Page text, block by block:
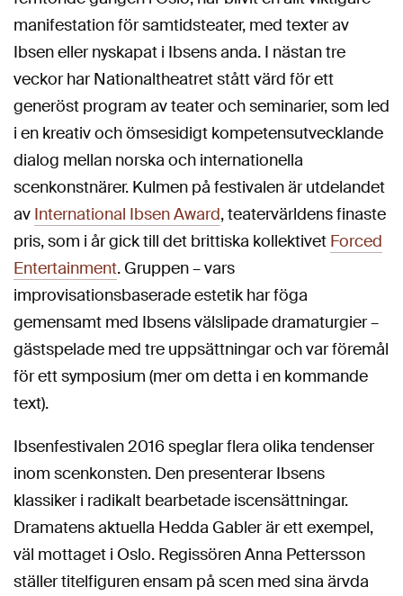
manifestation för samtidsteater, med texter av
Ibsen eller nyskapat i Ibsens anda. I nästan tre
veckor har Nationaltheatret stått värd för ett
generöst program av teater och seminarier, som led
i en kreativ och ömsesidigt kompetensutvecklande
dialog mellan norska och internationella
scenkonstnärer. Kulmen på festivalen är utdelandet
av International Ibsen Award, teatervärldens finaste
pris, som i år gick till det brittiska kollektivet Forced
Entertainment. Gruppen – vars
improvisationsbaserade estetik har föga
gemensamt med Ibsens välslipade dramaturgier –
gästspelade med tre uppsättningar och var föremål
för ett symposium (mer om detta i en kommande
text).
Ibsenfestivalen 2016 speglar flera olika tendenser
inom scenkonsten. Den presenterar Ibsens
klassiker i radikalt bearbetade iscensättningar.
Dramatens aktuella Hedda Gabler är ett exempel,
väl mottaget i Oslo. Regissören Anna Pettersson
ställer titelfiguren ensam på scen med sina ärvda